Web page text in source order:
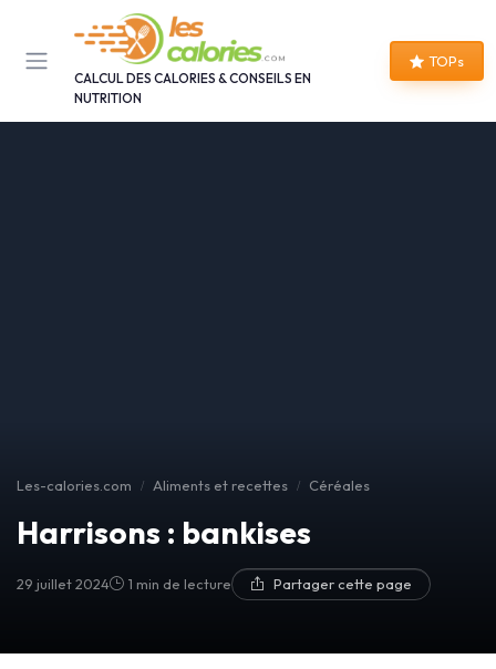
CALCUL DES CALORIES & CONSEILS EN
NUTRITION
TOPs
Les-calories.com Aliments et recettes Céréales
Harrisons : bankises
29 juillet 2024 1 min de lecture Partager cette page
Panneau de gestion des cookies